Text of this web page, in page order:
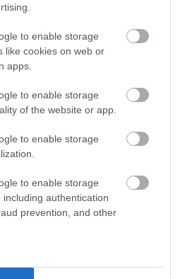
to enable storage
like cookies on web or
apps.
to enable storage
of the website or app.
to enable storage
to enable storage
including authentication
prevention, and other
a turizmus világának
Neked szól azUtazás hírek
vélemények is érdekelnek,
Utazás, Élményekcsoport, sőt,
Megosztás
az aznapi friss cikkeket!